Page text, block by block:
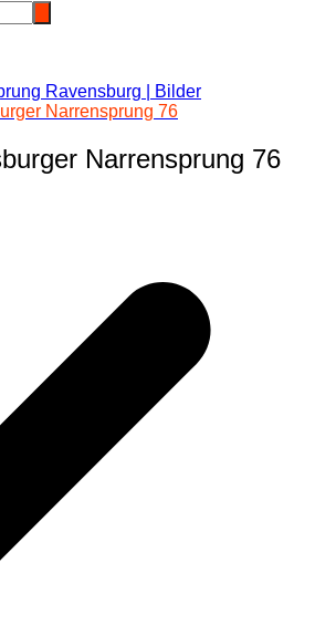
Ravensburg | Bilder
Narrensprung 76
Narrensprung 76